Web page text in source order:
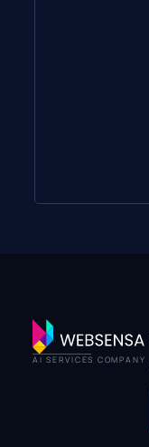
AI SERVICES COMPANY